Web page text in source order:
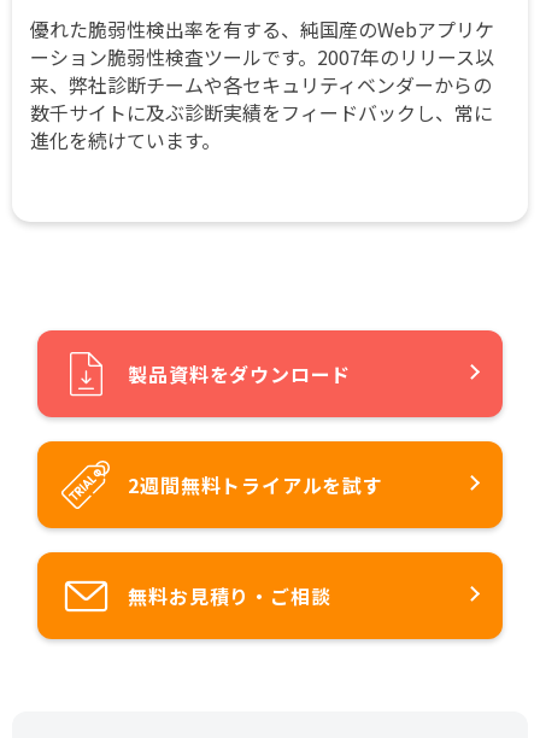
優れた脆弱性検出率を有する、純国産のWebアプリケ
ーション脆弱性検査ツールです。2007年のリリース以
来、弊社診断チームや各セキュリティベンダーからの
数千サイトに及ぶ診断実績をフィードバックし、常に
進化を続けています。
製品資料をダウンロード
2週間無料トライアルを試す
無料お見積り・ご相談